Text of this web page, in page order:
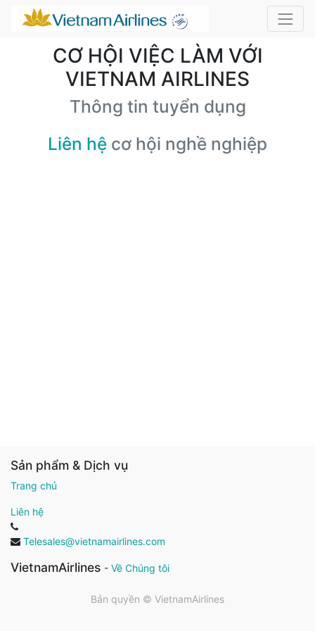
CƠ HỘI VIỆC LÀM VỚI
VIETNAM AIRLINES
Thông tin tuyển dụng
Liên hệ cơ hội nghề nghiệp
Sản phẩm & Dịch vụ
Trang chủ
Liên hệ
Telesales@vietnamairlines.com
VietnamAirlines - Về Chúng tôi
Bản quyền © VietnamAirlines